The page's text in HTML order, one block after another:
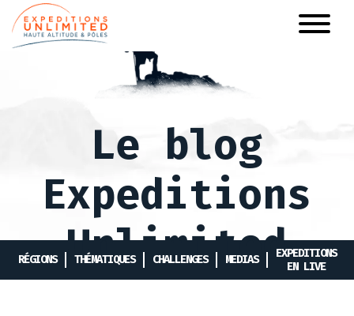
Aller
au
contenu
Le blog
Expeditions
Unlimited
RÉGIONS THÉMATIQUES CHALLENGES MEDIAS
EXPEDITIONS
EN LIVE